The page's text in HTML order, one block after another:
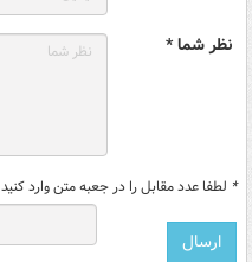
نظر شما *
* لطفا عدد مقابل را در جعبه متن وارد کنید